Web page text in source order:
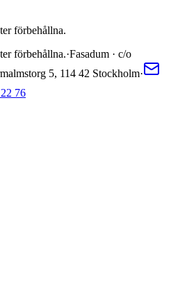
förbehållna.
förbehållna.·Fasadum · c/o
5, 114 42 Stockholm·
76